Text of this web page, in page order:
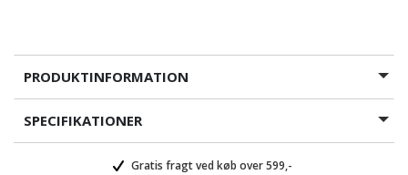
PRODUKTINFORMATION
SPECIFIKATIONER
Gratis fragt ved køb over 599,-